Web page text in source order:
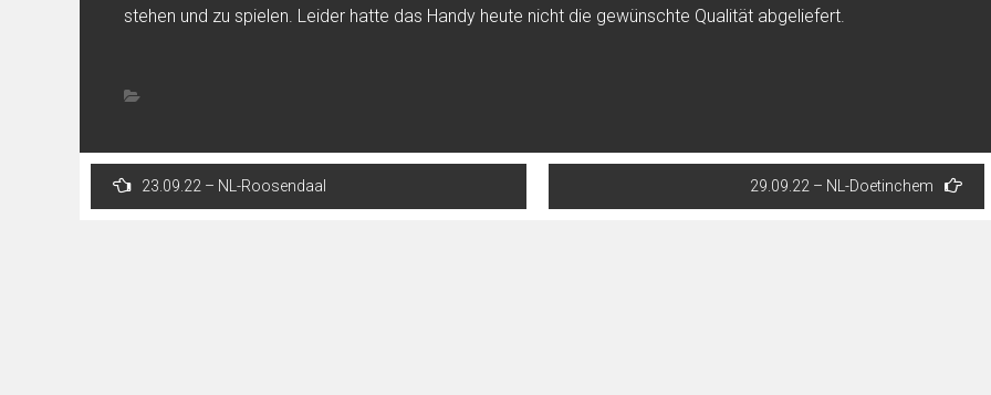
stehen und zu spielen. Leider hatte das Handy heute nicht die gewünschte Qualität abgeliefert.
Post
navigation
23.09.22 – NL-Roosendaal 29.09.22 – NL-Doetinchem